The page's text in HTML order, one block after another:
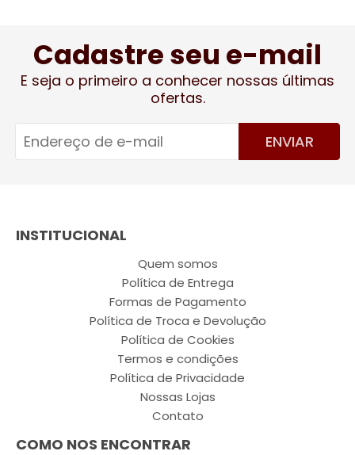
Cadastre seu e-mail
E seja o primeiro a conhecer nossas últimas
ofertas.
ENVIAR
INSTITUCIONAL
Quem somos
Política de Entrega
Formas de Pagamento
Política de Troca e Devolução
Política de Cookies
Termos e condições
Política de Privacidade
Nossas Lojas
Contato
COMO NOS ENCONTRAR